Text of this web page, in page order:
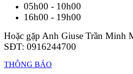
05h00 - 10h00
16h00 - 19h00
Hoặc gặp Anh Giuse Trần Minh
SĐT: 0916244700
THÔNG BÁO